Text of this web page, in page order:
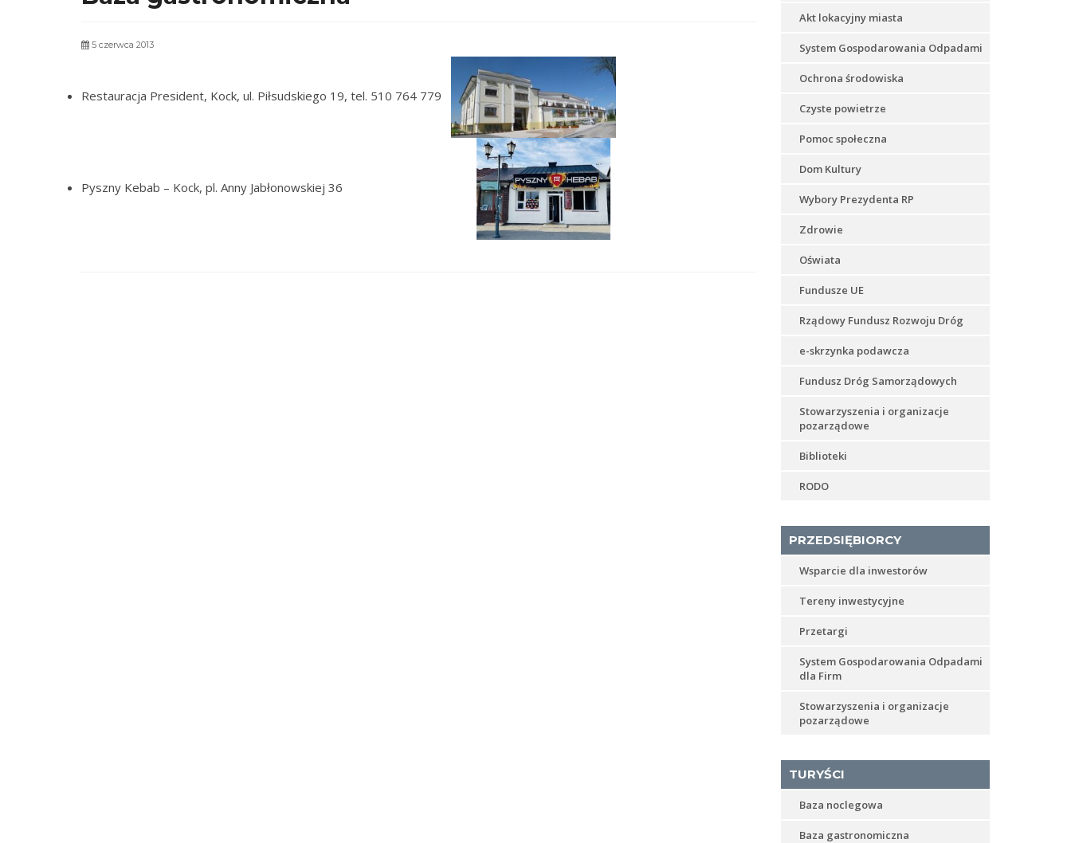
5 czerwca 2013
Restauracja President, Kock, ul. Piłsudskiego 19, tel. 510 764 779
Pyszny Kebab – Kock, pl. Anny Jabłonowskiej 36
Akt lokacyjny miasta
System Gospodarowania Odpadami
Ochrona środowiska
Czyste powietrze
Pomoc społeczna
Dom Kultury
Wybory Prezydenta RP
Zdrowie
Oświata
Fundusze UE
Rządowy Fundusz Rozwoju Dróg
e-skrzynka podawcza
Fundusz Dróg Samorządowych
Stowarzyszenia i organizacje
pozarządowe
Biblioteki
RODO
PRZEDSIĘBIORCY
Wsparcie dla inwestorów
Tereny inwestycyjne
Przetargi
System Gospodarowania Odpadami
dla Firm
Stowarzyszenia i organizacje
pozarządowe
TURYŚCI
Baza noclegowa
Baza gastronomiczna